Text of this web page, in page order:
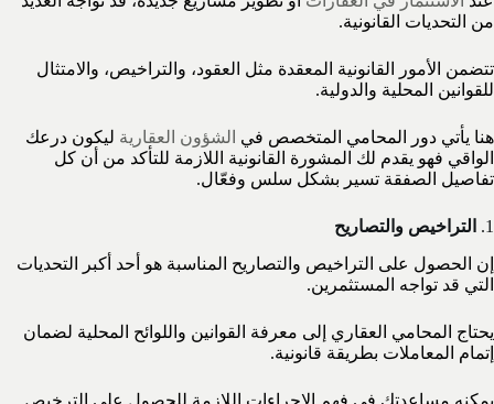
من التحديات القانونية.
تتضمن الأمور القانونية المعقدة مثل العقود، والتراخيص، والامتثال
للقوانين المحلية والدولية.
هنا يأتي دور المحامي المتخصص في الشؤون العقارية ليكون درعك
الواقي فهو يقدم لك المشورة القانونية اللازمة للتأكد من أن كل
تفاصيل الصفقة تسير بشكل سلس وفعّال.
1.
التراخيص والتصاريح
إن الحصول على التراخيص والتصاريح المناسبة هو أحد أكبر التحديات
التي قد تواجه المستثمرين.
يحتاج المحامي العقاري إلى معرفة القوانين واللوائح المحلية لضمان
إتمام المعاملات بطريقة قانونية.
يمكنه مساعدتك في فهم الإجراءات اللازمة للحصول على الترخيص